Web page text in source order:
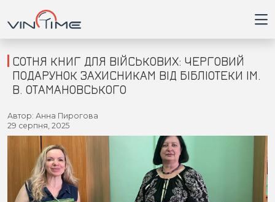
Головна
Війна
Новини
Кримінал
СОТНЯ КНИГ ДЛЯ ВІЙСЬКОВИХ: ЧЕРГОВИЙ
ПОДАРУНОК ЗАХИСНИКАМ ВІД БІБЛІОТЕКИ ІМ.
В. ОТАМАНОВСЬКОГО
Автор: Анна Пирогова
29 серпня, 2025